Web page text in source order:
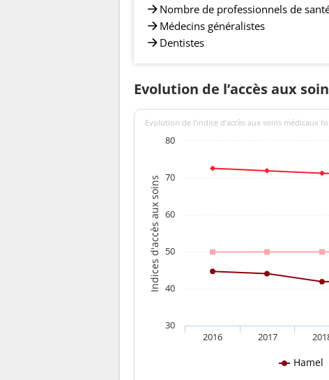
Nombre de professionnels de
Médecins généralistes
Dentistes
Evolution de l’accès aux
Indices d'accès aux soins
Evolution de l’indice d’accès aux soins médicaux
Hamel
2016 2017
30
40
50
60
70
80